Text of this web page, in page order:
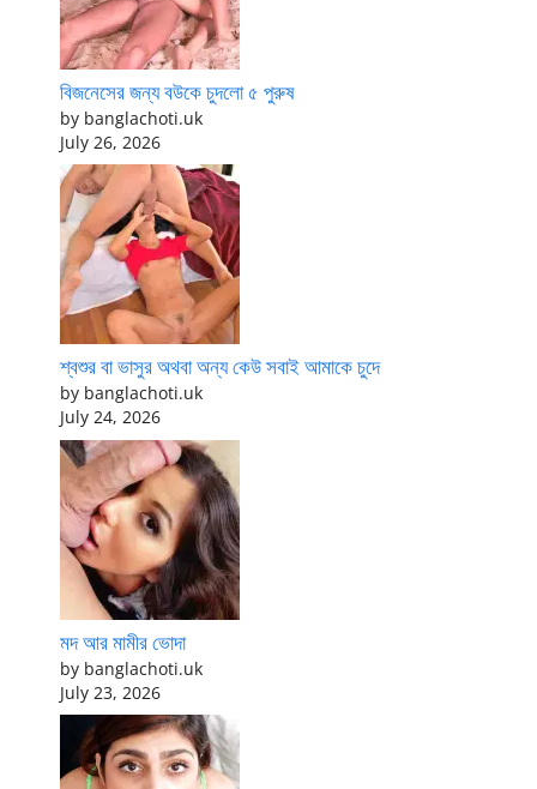
বিজনেসের জন্য বউকে চুদলো ৫ পুরুষ
by banglachoti.uk
July 26, 2026
শ্বশুর বা ভাসুর অথবা অন্য কেউ সবাই আমাকে চুদে
by banglachoti.uk
July 24, 2026
মদ আর মামীর ভোদা
by banglachoti.uk
July 23, 2026